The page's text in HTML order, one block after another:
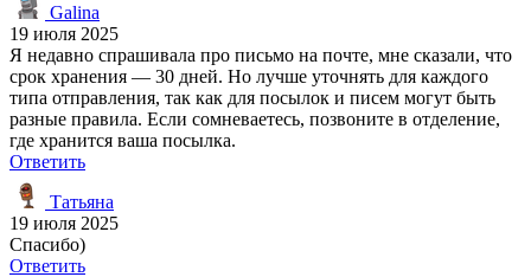
Galina
19 июля 2025
Я недавно спрашивала про письмо на почте, мне сказали, что
срок хранения — 30 дней. Но лучше уточнять для каждого
типа отправления, так как для посылок и писем могут быть
разные правила. Если сомневаетесь, позвоните в отделение,
где хранится ваша посылка.
Ответить
Татьяна
19 июля 2025
Спасибо)
Ответить